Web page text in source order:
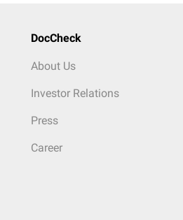
DocCheck
About Us
Investor Relations
Press
Career